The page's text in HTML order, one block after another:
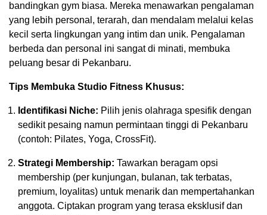
bandingkan gym biasa. Mereka menawarkan pengalaman
yang lebih personal, terarah, dan mendalam melalui kelas
kecil serta lingkungan yang intim dan unik. Pengalaman
berbeda dan personal ini sangat di minati, membuka
peluang besar di Pekanbaru.
Tips Membuka Studio Fitness Khusus:
Identifikasi Niche: Pilih jenis olahraga spesifik dengan
sedikit pesaing namun permintaan tinggi di Pekanbaru
(contoh: Pilates, Yoga, CrossFit).
Strategi Membership: Tawarkan beragam opsi
membership (per kunjungan, bulanan, tak terbatas,
premium, loyalitas) untuk menarik dan mempertahankan
anggota. Ciptakan program yang terasa eksklusif dan